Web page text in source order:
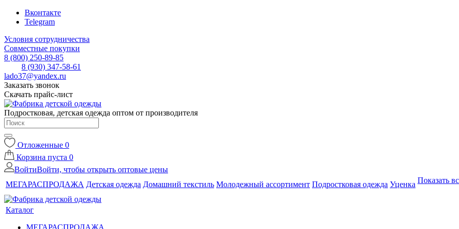
Вконтакте
Telegram
Условия сотрудничества
Совместные покупки
8 (800) 250-89-85
8 (930) 347-58-61
lado37@yandex.ru
Заказать звонок
Скачать прайс-лист
Подростковая, детская одежда оптом от производителя
Отложенные 0
Корзина пуста 0
ВойтиВойти, чтобы открыть оптовые цены
МЕГАРАСПРОДАЖА Детская одежда Домашний текстиль Молодежный ассортимент Подростковая одежда Уценка Показать
Каталог
МЕГАРАСПРОДАЖА